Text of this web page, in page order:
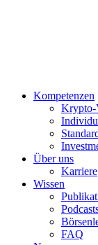
Kompetenzen
Krypto-
Über uns
Karriere
Wissen
FAQ